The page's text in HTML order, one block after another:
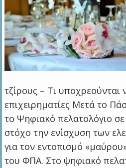
τζίρους – Τι υποχρεούνται
επιχειρηματίες Μετά το
το Ψηφιακό πελατολόγιο
στόχο την ενίσχυση των
για τον εντοπισμό
του ΦΠΑ. Στο ψηφιακό